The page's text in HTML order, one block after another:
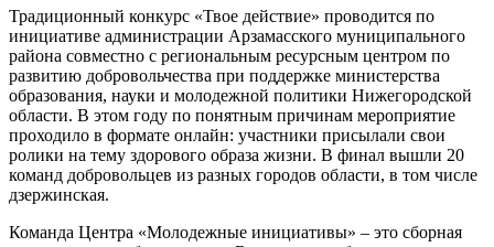
Традиционный конкурс «Твое действие» проводится по
инициативе администрации Арзамасского муниципального
района совместно с региональным ресурсным центром по
развитию добровольчества при поддержке министерства
образования, науки и молодежной политики Нижегородской
области. В этом году по понятным причинам мероприятие
проходило в формате онлайн: участники присылали свои
ролики на тему здорового образа жизни. В финал вышли 20
команд добровольцев из разных городов области, в том числе
дзержинская.
Команда Центра «Молодежные инициативы» – это сборная